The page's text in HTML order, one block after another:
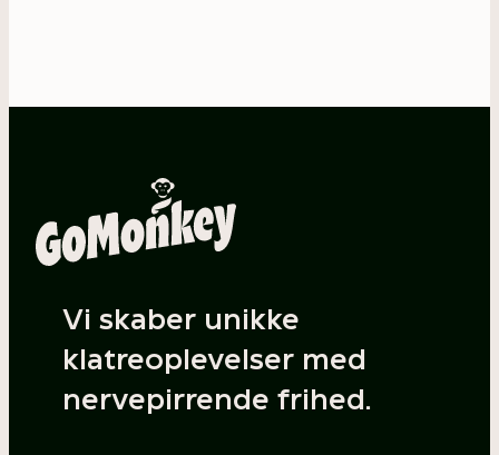
Vi skaber unikke
klatreoplevelser med
nervepirrende frihed.